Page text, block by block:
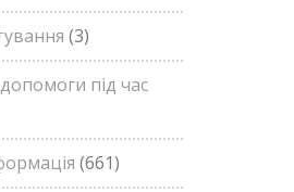
(3)
під час
(661)